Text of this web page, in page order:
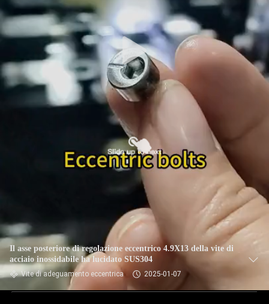
Il asse posteriore di regolazione eccentrico 4.9X13 della vite di
acciaio inossidabile ha lucidato SUS304
Vite di adeguamento eccentrica 2025-01-07